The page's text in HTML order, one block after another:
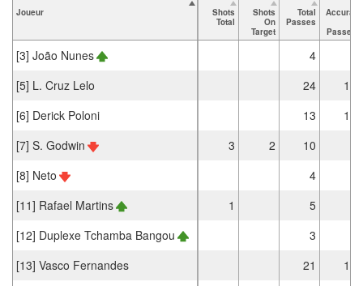
Joueur
Shots
Total
Shots
On
Target
Total
Passes
Accurat
Passes
[3] João Nunes 4
[5] L. Cruz Lelo
24
13
[6] Derick Poloni
13
11
[7] S. Godwin
3 2 10
[8] Neto
4
[11] Rafael Martins
1 5
[12] Duplexe Tchamba Bangou
3
[13] Vasco Fernandes
21
19